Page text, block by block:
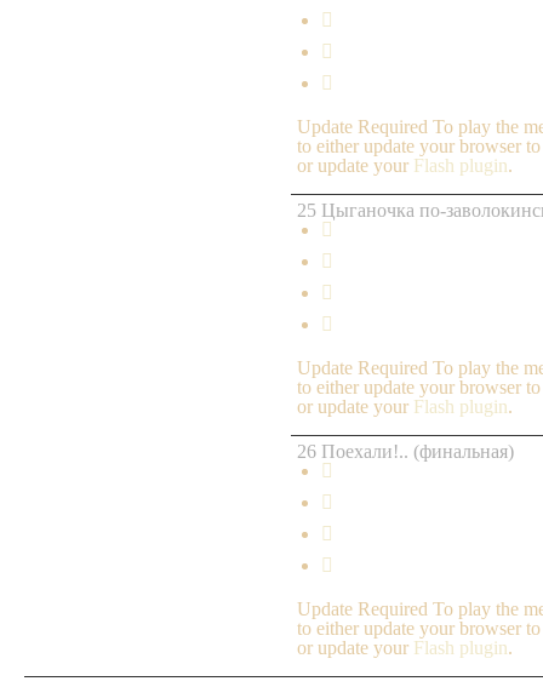



Update Required To play the
to either update your browser
or update your Flash plugin.
25 Цыганочка по-




Update Required To play the
to either update your browser
or update your Flash plugin.
26 Поехали!.. (финальная)




Update Required To play the
to either update your browser
or update your Flash plugin.